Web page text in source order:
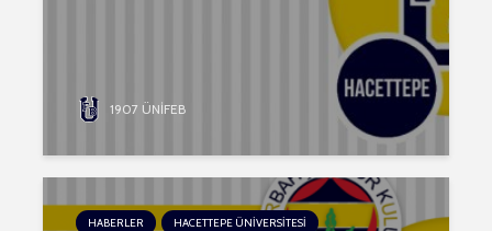
1907 ÜNİFEB
HABERLER
HACETTEPE ÜNİVERSİTESİ